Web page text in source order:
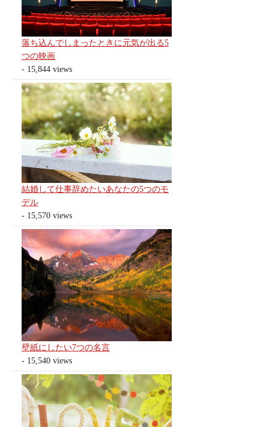
落ち込んでしまったときに元気が出る5
つの映画
- 15,844 views
結婚して仕事辞めたいあなたの5つのモ
デル
- 15,570 views
壁紙にしたい7つの名言
- 15,540 views